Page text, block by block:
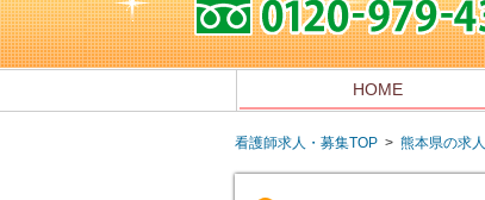
HOME
看護師求人・募集TOP > 熊本県の求人